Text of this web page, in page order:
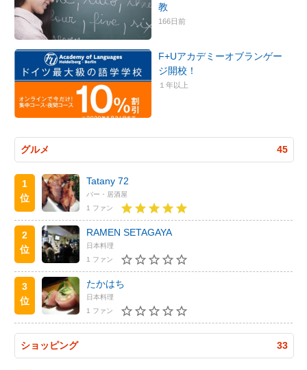
教
166日前
F+Uアカデミーオブランゲー
ジ開校！
１年以上
グルメ 45
1
位
Tatany 72
バー・居酒屋
1 ファン
2
位
RAMEN SETAGAYA
日本料理
1 ファン
3
位
たかはち
日本料理
1 ファン
ショッピング 33